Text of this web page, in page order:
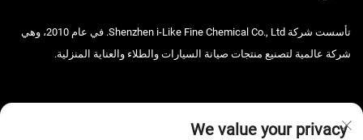
تأسست شركة Shenzhen i-Like Fine Chemical Co., Ltd. في عام 2010، وهي
شركة عالمية لتصنيع منتجات صيانة السيارات والطلاء والعناية المنزلية.
We value your privacy